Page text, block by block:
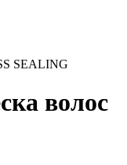
SEALING
волос